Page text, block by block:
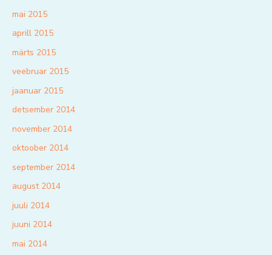
mai 2015
aprill 2015
märts 2015
veebruar 2015
jaanuar 2015
detsember 2014
november 2014
oktoober 2014
september 2014
august 2014
juuli 2014
juuni 2014
mai 2014